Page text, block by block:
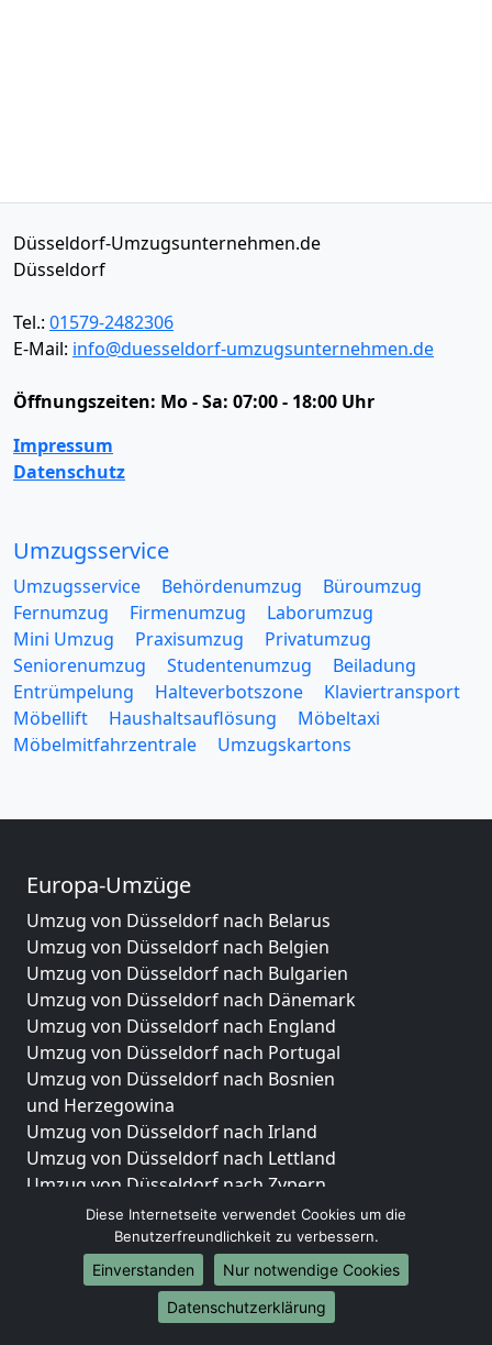
Düsseldorf-Umzugsunternehmen.de
Düsseldorf
Tel.: 01579-2482306
E-Mail: info@duesseldorf-umzugsunternehmen.de
Öffnungszeiten: Mo - Sa: 07:00 - 18:00 Uhr
Impressum
Datenschutz
Umzugsservice
Umzugsservice Behördenumzug
Büroumzug
Fernumzug
Firmenumzug
Laborumzug
Mini Umzug
Praxisumzug
Privatumzug
Seniorenumzug
Studentenumzug
Beiladung
Entrümpelung
Halteverbotszone
Klaviertransport
Möbellift
Haushaltsauflösung
Möbeltaxi
Möbelmitfahrzentrale
Umzugskartons
Europa-Umzüge
Umzug von Düsseldorf nach Belarus
Umzug von Düsseldorf nach Belgien
Umzug von Düsseldorf nach Bulgarien
Umzug von Düsseldorf nach Dänemark
Umzug von Düsseldorf nach England
Umzug von Düsseldorf nach Portugal
Umzug von Düsseldorf nach Bosnien
und Herzegowina
Umzug von Düsseldorf nach Irland
Umzug von Düsseldorf nach Lettland
Umzug von Düsseldorf nach Zypern
Umzug von Düsseldorf nach Kroatien
Umzug von Düsseldorf nach Estland
Umzug von Düsseldorf nach Finnland
Umzug von Düsseldorf nach Frankreich
Umzug von Düsseldorf nach Griechenland
Diese Internetseite verwendet Cookies um die
Benutzerfreundlichkeit zu verbessern.
Einverstanden
Nur notwendige Cookies
Datenschutzerklärung